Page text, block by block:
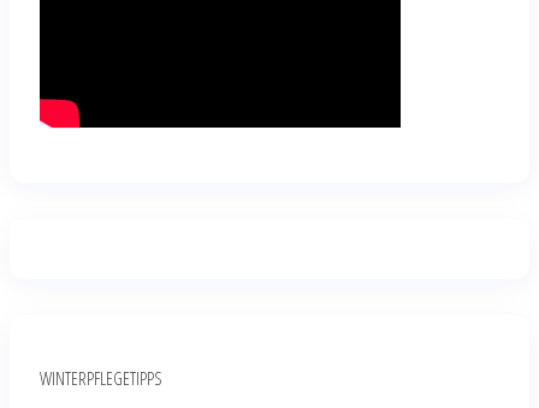
WINTERPFLEGETIPPS